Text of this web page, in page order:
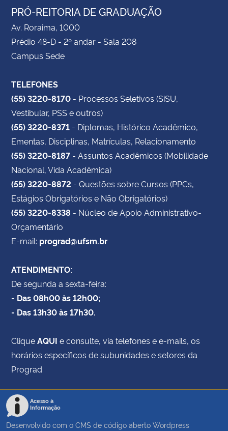
PRÓ-REITORIA DE GRADUAÇÃO
Av. Roraima, 1000
Prédio 48-D - 2º andar - Sala 208
Campus Sede
TELEFONES
(55) 3220-8170 - Processos Seletivos (SiSU,
Vestibular, PSS e outros)
(55) 3220-8371 - Diplomas, Histórico Acadêmico,
Ementas, Disciplinas, Matrículas, Relacionamento
(55) 3220-8187 - Assuntos Acadêmicos (Mobilidade
Nacional, Vida Acadêmica)
(55) 3220-8872 - Questões sobre Cursos (PPCs,
Estágios Obrigatórios e Não Obrigatórios)
(55) 3220-8338 - Núcleo de Apoio Administrativo-
Orçamentário
E-mail: prograd@ufsm.br
ATENDIMENTO:
De segunda a sexta-feira:
- Das 08h00 às 12h00;
- Das 13h30 às 17h30.
CliqueAQUI e consulte, via telefones e e-mails, os
horários específicos de subunidades e setores da
Prograd
Acesso à
Informação
Desenvolvido com o CMS de código aberto Wordpress